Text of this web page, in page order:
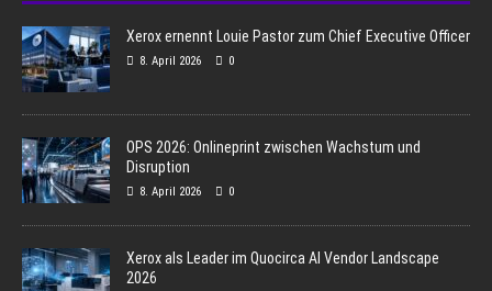
Xerox ernennt Louie Pastor zum Chief Executive Officer
8. April 2026 0
OPS 2026: Onlineprint zwischen Wachstum und
Disruption
8. April 2026 0
Xerox als Leader im Quocirca AI Vendor Landscape
2026